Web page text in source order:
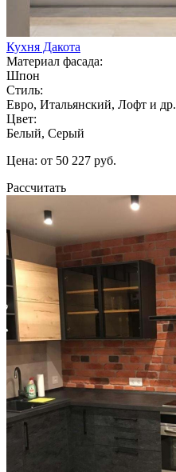
Кухня Дакота
Материал фасада:
Шпон
Стиль:
Евро, Итальянский, Лофт и др.
Цвет:
Белый, Серый
Цена: от 50 227 руб.
Рассчитать